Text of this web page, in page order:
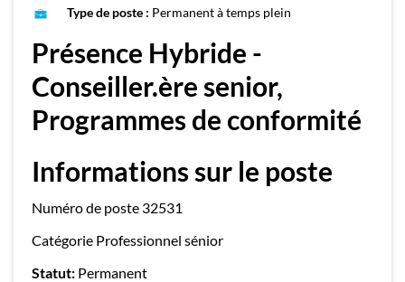
Type de poste : Permanent à temps plein
Présence Hybride -
Conseiller.ère senior,
Programmes de conformité
Informations sur le poste
Numéro de poste 32531
Catégorie Professionnel sénior
Statut: Permanent